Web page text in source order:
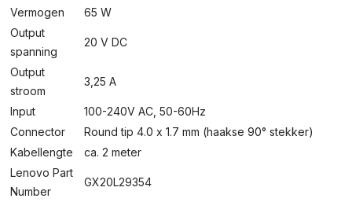
Vermogen
65 W
Output
spanning
20 V DC
Output
stroom
3,25 A
Input
100-240V AC, 50-60Hz
Connector
Round tip 4.0 x 1.7 mm (haakse 90° stekker)
Kabellengte
ca. 2 meter
Lenovo Part
Number
GX20L29354